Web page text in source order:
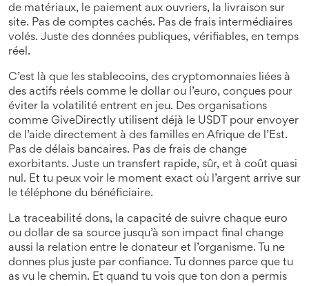
de matériaux, le paiement aux ouvriers, la livraison sur
site. Pas de comptes cachés. Pas de frais intermédiaires
volés. Juste des données publiques, vérifiables, en temps
réel.
C’est là que les stablecoins, des cryptomonnaies liées à
des actifs réels comme le dollar ou l’euro, conçues pour
éviter la volatilité entrent en jeu. Des organisations
comme GiveDirectly utilisent déjà le USDT pour envoyer
de l’aide directement à des familles en Afrique de l’Est.
Pas de délais bancaires. Pas de frais de change
exorbitants. Juste un transfert rapide, sûr, et à coût quasi
nul. Et tu peux voir le moment exact où l’argent arrive sur
le téléphone du bénéficiaire.
La traceabilité dons, la capacité de suivre chaque euro
ou dollar de sa source jusqu’à son impact final change
aussi la relation entre le donateur et l’organisme. Tu ne
donnes plus juste par confiance. Tu donnes parce que tu
as vu le chemin. Et quand tu vois que ton don a permis